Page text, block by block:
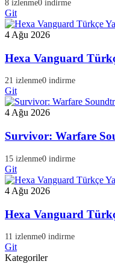
8 izlenme0 indirme
Git
4 Ağu 2026
Hexa Vanguard
21 izlenme0 indirme
Git
4 Ağu 2026
Survivor: Warfare
15 izlenme0 indirme
Git
4 Ağu 2026
Hexa Vanguard
11 izlenme0 indirme
Git
Kategoriler